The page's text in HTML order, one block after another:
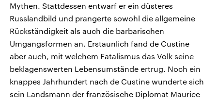
Mythen. Stattdessen entwarf er ein düsteres
Russlandbild und prangerte sowohl die allgemeine
Rückständigkeit als auch die barbarischen
Umgangsformen an. Erstaunlich fand de Custine
aber auch, mit welchem Fatalismus das Volk seine
beklagenswerten Lebensumstände ertrug. Noch ein
knappes Jahrhundert nach de Custine wunderte sich
sein Landsmann der französische Diplomat Maurice